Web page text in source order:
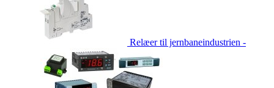
Relæer til jernbaneindustrien -